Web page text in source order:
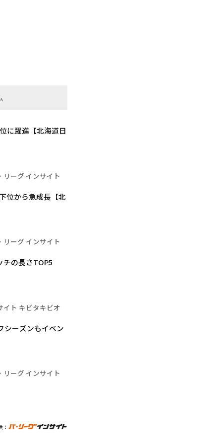
に躍進【北海道日
リーグ インサイト
位から急成長【北
リーグ インサイト
の長さTOP5
イト キビタキビオ
シーズンもイベン
リーグ インサイト
：